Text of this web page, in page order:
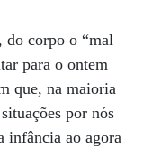
do corpo o “mal
para o ontem
que, na maioria
por nós
infância ao agora